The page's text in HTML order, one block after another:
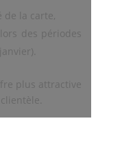
de la carte,
des périodes
plus attractive